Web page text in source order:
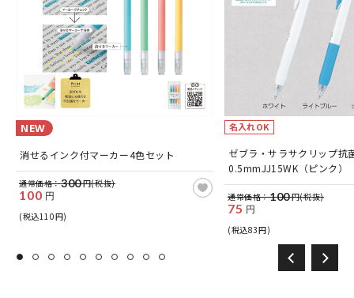
NEW
消せるインク付マーカー4色セット
通常価格：300円(税抜)
100 円
(税込110円)
名入れOK
ゼブラ・サラサクリップ抗
0.5mmJJ15WK（ピンク）
通常価格：100円(税抜)
75 円
(税込83円)